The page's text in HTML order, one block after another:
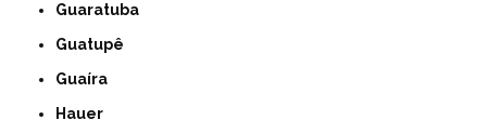
Guaratuba
Guatupê
Guaíra
Hauer